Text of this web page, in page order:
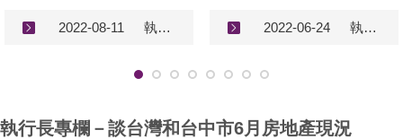
2022-08-11 執行長專欄－談台灣、美國和中國房地產現況 Executive Director's Column (2022/8/11) 2022-06-24 執行長專欄－談台灣房地產現況 Executive Director's Column (2022/6/24)
執行長專欄－談台灣和台中市6月房地產現況